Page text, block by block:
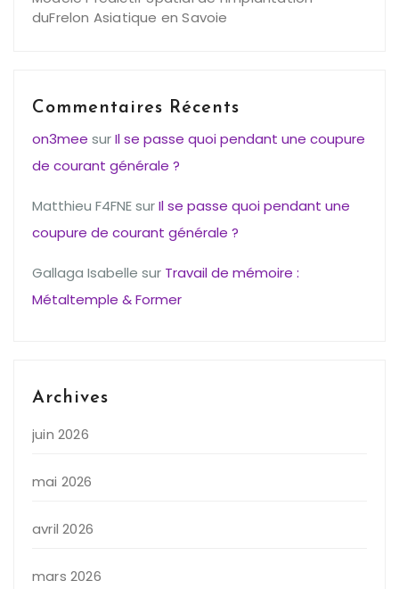
duFrelon Asiatique en Savoie
Commentaires Récents
on3mee surIl se passe quoi pendant une coupure
de courant générale ?
Matthieu F4FNEsurIl se passe quoi pendant une
coupure de courant générale ?
Gallaga Isabelle sur Travail de mémoire :
Métaltemple & Former
Archives
juin 2026
mai 2026
avril 2026
mars 2026